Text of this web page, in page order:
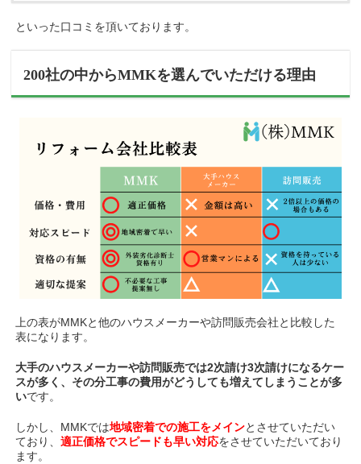
といった口コミを頂いております。
200社の中からMMKを選んでいただける理由
上の表がMMKと他のハウスメーカーや訪問販売会社と比較した
表になります。
大手のハウスメーカーや訪問販売では2次請け3次請けになるケー
スが多く、その分工事の費用がどうしても増えてしまうことが多
いです。
しかし、MMKでは地域密着での施工をメインとさせていただい
ており、適正価格でスピードも早い対応をさせていただいており
ます。